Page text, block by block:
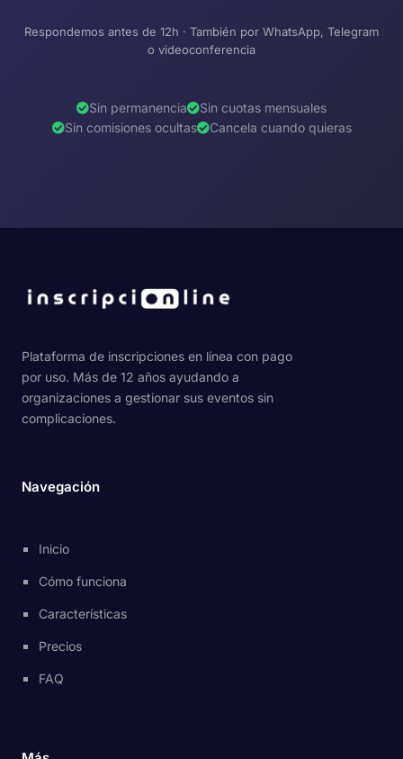
Respondemos antes de 12h · También por WhatsApp, Telegram
o videoconferencia
Sin permanencia
Sin cuotas mensuales
Sin comisiones ocultas
Cancela cuando quieras
Plataforma de inscripciones en línea con pago
por uso. Más de 12 años ayudando a
organizaciones a gestionar sus eventos sin
complicaciones.
Navegación
Inicio
Cómo funciona
Características
Precios
FAQ